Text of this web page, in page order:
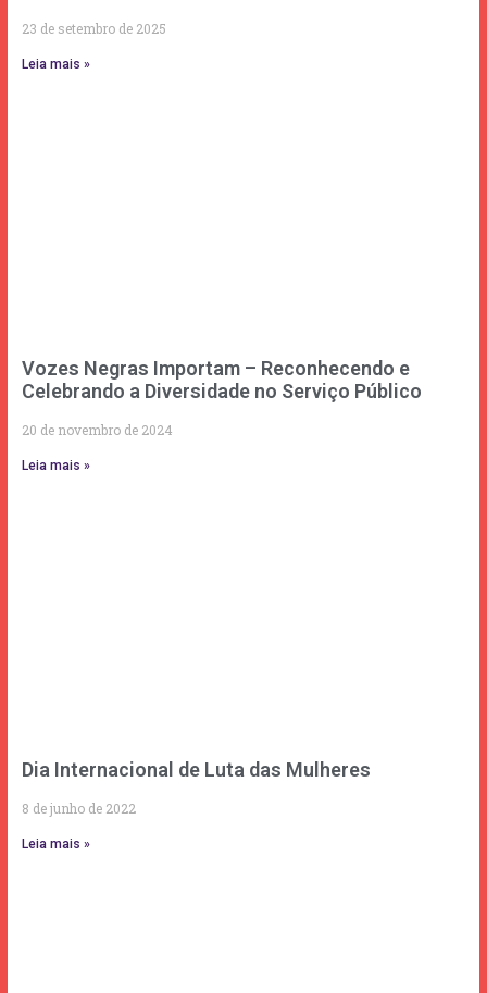
23 de setembro de 2025
Leia mais »
Vozes Negras Importam – Reconhecendo e
Celebrando a Diversidade no Serviço Público
20 de novembro de 2024
Leia mais »
Dia Internacional de Luta das Mulheres
8 de junho de 2022
Leia mais »